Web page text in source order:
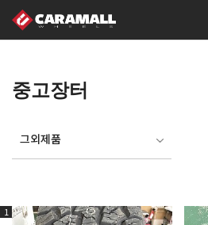
중고장터
그외제품
1